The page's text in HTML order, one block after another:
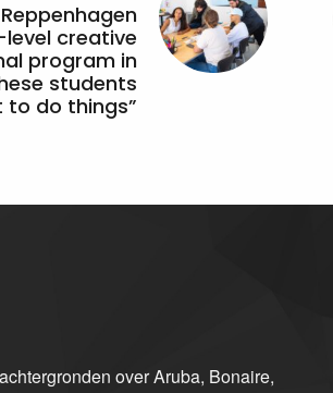
creative
program in
students
to do things”
over Aruba, Bonaire,